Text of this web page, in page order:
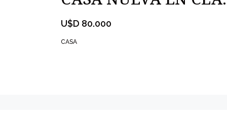
U$D 80.000
CASA